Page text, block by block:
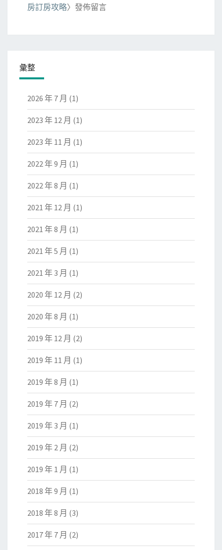
房訂房攻略〉發佈留言
彙整
2026 年 7 月 (1)
2023 年 12 月 (1)
2023 年 11 月 (1)
2022 年 9 月 (1)
2022 年 8 月 (1)
2021 年 12 月 (1)
2021 年 8 月 (1)
2021 年 5 月 (1)
2021 年 3 月 (1)
2020 年 12 月 (2)
2020 年 8 月 (1)
2019 年 12 月 (2)
2019 年 11 月 (1)
2019 年 8 月 (1)
2019 年 7 月 (2)
2019 年 3 月 (1)
2019 年 2 月 (2)
2019 年 1 月 (1)
2018 年 9 月 (1)
2018 年 8 月 (3)
2017 年 7 月 (2)